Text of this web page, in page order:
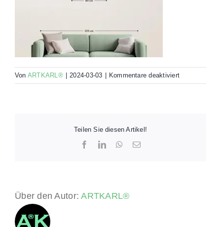
Von ARTKARL® 2024-03-03 Kommentare deaktiviertfür
00068-
Teilen Sie diesen Artikel!
FacebookLinkedInWhatsApp
E-
Über den Autor:ARTKARL®